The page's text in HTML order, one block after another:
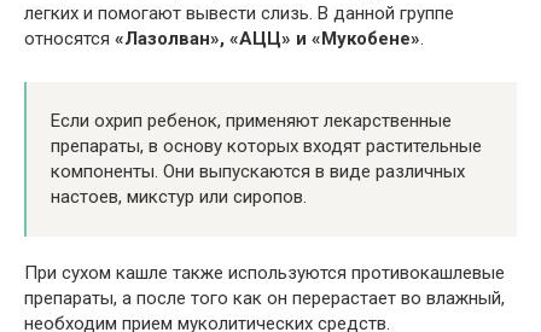
легких и помогают вывести слизь. В данной группе
относятся «Лазолван», «АЦЦ» и «Мукобене».
Если охрип ребенок, применяют лекарственные
препараты, в основу которых входят растительные
компоненты. Они выпускаются в виде различных
настоев, микстур или сиропов.
При сухом кашле также используются противокашлевые
препараты, а после того как он перерастает во влажный,
необходим прием муколитических средств.